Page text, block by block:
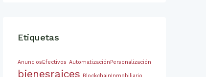
Etiquetas
AnunciosEfectivos AutomatizaciónPersonalización
bienesraices